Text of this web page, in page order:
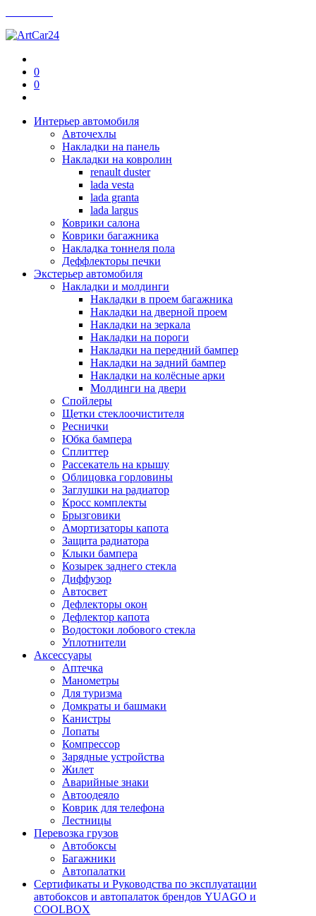
0
0
Интерьер автомобиля
Авточехлы
Накладки на панель
Накладки на ковролин
renault duster
lada vesta
lada granta
lada largus
Коврики салона
Коврики багажника
Накладка тоннеля пола
Деффлекторы печки
Экстерьер автомобиля
Накладки и молдинги
Накладки в проем багажника
Накладки на дверной проем
Накладки на зеркала
Накладки на пороги
Накладки на передний бампер
Накладки на задний бампер
Накладки на колёсные арки
Молдинги на двери
Спойлеры
Щетки стеклоочистителя
Реснички
Юбка бампера
Сплиттер
Рассекатель на крышу
Облицовка горловины
Заглушки на радиатор
Кросс комплекты
Брызговики
Амортизаторы капота
Защита радиатора
Клыки бампера
Козырек заднего стекла
Диффузор
Автосвет
Дефлекторы окон
Дефлектор капота
Водостоки лобового стекла
Уплотнители
Аксессуары
Аптечка
Манометры
Для туризма
Домкраты и башмаки
Канистры
Лопаты
Компрессор
Зарядные устройства
Жилет
Аварийные знаки
Автоодеяло
Коврик для телефона
Лестницы
Перевозка грузов
Автобоксы
Багажники
Автопалатки
Сертификаты и Руководства по эксплуатации
автобоксов и автопалаток брендов YUAGO и
COOLBOX